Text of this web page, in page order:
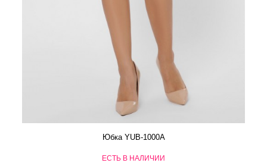
Юбка YUB-1000A
ЕСТЬ В НАЛИЧИИ